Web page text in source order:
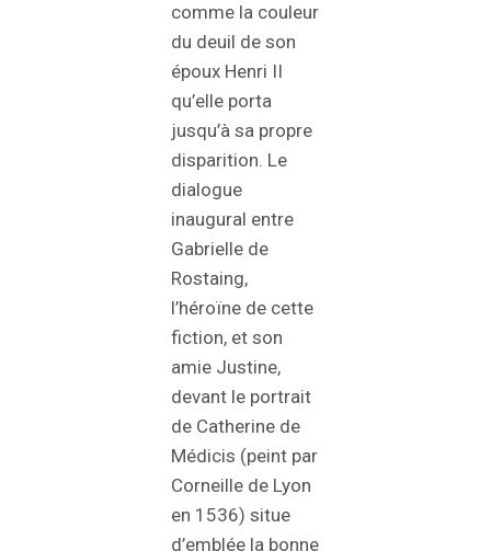
comme la couleur
du deuil de son
époux Henri II
qu’elle porta
jusqu’à sa propre
disparition. Le
dialogue
inaugural entre
Gabrielle de
Rostaing,
l’héroïne de cette
fiction, et son
amie Justine,
devant le portrait
de Catherine de
Médicis (peint par
Corneille de Lyon
en 1536) situe
d’emblée la bonne